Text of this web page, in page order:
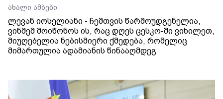
ახალი ამბები
ლევან იოსელიანი - ჩემთვის წარმოუდგენელია,
ვინმემ მოიწონოს ის, რაც დღეს ცესკო-ში ვიხილეთ,
მიუღებელია ნებისმიერი ქმედება, რომელიც
მიმართულია ადამიანის წინააღმდეგ